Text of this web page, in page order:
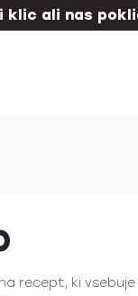
klic ali nas
recept, ki